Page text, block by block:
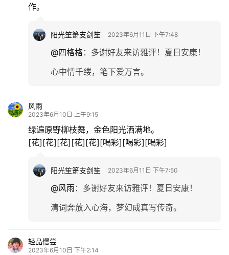
作。
阳光笙箫支剑笙 2023年6月11日 下午7:48
@四格格： 多谢好友来访雅评！夏日安康！
心中情千缕，笔下爱万言。
风雨
2023年6月10日 上午9:15
绿遍原野柳枝舞，金色阳光洒满地。
[花][花][花][花][花][喝彩][喝彩][喝彩]
阳光笙箫支剑笙 2023年6月11日 下午7:50
@风雨： 多谢好友来访雅评！夏日安康！
清词奔放入心海，梦幻成真写传奇。
轻品慢尝
2023年6月10日 下午2:14